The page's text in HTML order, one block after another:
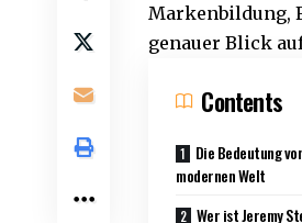
Markenbildung,
genauer Blick
Contents
Die Bedeutung
modernen Welt
Wer ist Jeremy